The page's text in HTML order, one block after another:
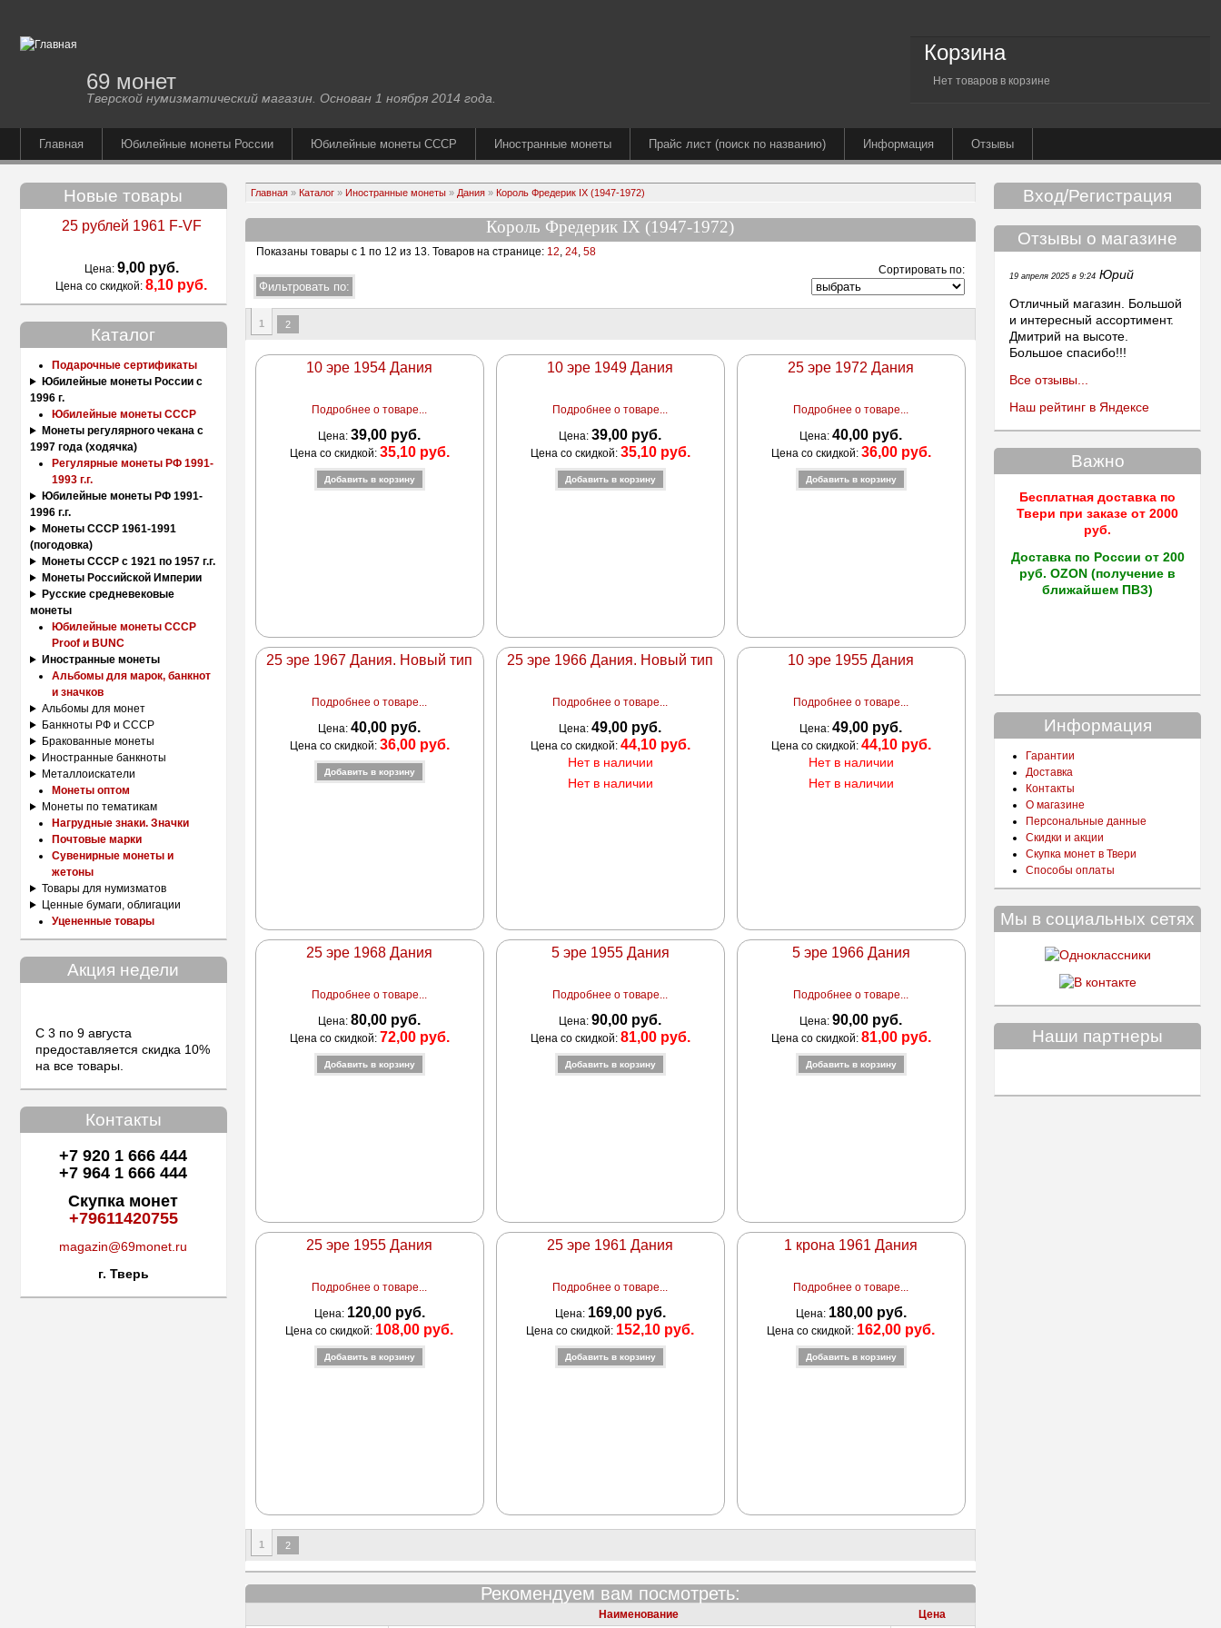
69 монет
Тверской нумизматический магазин. Основан 1 ноября 2014 года.
Корзина
Нет товаров в корзине
Главная Юбилейные монеты России Юбилейные монеты СССР Иностранные монеты Прайс лист (поиск по названию) Информация Отзывы
Новые товары
25 рублей 1961 F-VF
Цена: 9,00 руб.
Цена со скидкой:8,10 руб.
Каталог
Подарочные сертификаты
Юбилейные монеты России с
1996 г.
Юбилейные монеты СССР
Монеты регулярного чекана с
1997 года (ходячка)
Регулярные монеты РФ 1991-
1993 г.г.
Юбилейные монеты РФ 1991-
1996 г.г.
Монеты СССР 1961-1991
(погодовка)
Монеты СССР с 1921 по 1957 г.г.
Монеты Российской Империи
Русские средневековые
монеты
Юбилейные монеты СССР
Proof и BUNC
Иностранные монеты
Альбомы для марок, банкнот
и значков
Альбомы для монет
Банкноты РФ и СССР
Бракованные монеты
Иностранные банкноты
Металлоискатели
Монеты оптом
Монеты по тематикам
Нагрудные знаки. Значки
Почтовые марки
Сувенирные монеты и
жетоны
Товары для нумизматов
Ценные бумаги, облигации
Уцененные товары
Акция недели
С 3 по 9 августа
предоставляется скидка 10%
на все товары.
Контакты
+7 920 1 666 444
+7 964 1 666 444
Скупка монет
+79611420755
magazin@69monet.ru
г. Тверь
Главная» Каталог» Иностранные монеты» Дания» Король Фредерик IX (1947-1972)
Король Фредерик IX (1947-1972)
Показаны товары с 1 по 12 из 13. Товаров на странице:12, 24, 58
Сортировать по:
1 2
10 эре 1954 Дания
Подробнее о товаре...
Цена:39,00 руб.
Цена со скидкой: 35,10 руб.
10 эре 1949 Дания
Подробнее о товаре...
Цена:39,00 руб.
Цена со скидкой: 35,10 руб.
25 эре 1972 Дания
Подробнее о товаре...
Цена:40,00 руб.
Цена со скидкой: 36,00 руб.
25 эре 1967 Дания. Новый тип
Подробнее о товаре...
Цена:40,00 руб.
Цена со скидкой: 36,00 руб.
25 эре 1966 Дания. Новый тип
Подробнее о товаре...
Цена:49,00 руб.
Цена со скидкой: 44,10 руб.
Нет в наличии
Нет в наличии
10 эре 1955 Дания
Подробнее о товаре...
Цена:49,00 руб.
Цена со скидкой: 44,10 руб.
Нет в наличии
Нет в наличии
25 эре 1968 Дания
Подробнее о товаре...
Цена:80,00 руб.
Цена со скидкой: 72,00 руб.
5 эре 1955 Дания
Подробнее о товаре...
Цена:90,00 руб.
Цена со скидкой: 81,00 руб.
5 эре 1966 Дания
Подробнее о товаре...
Цена:90,00 руб.
Цена со скидкой: 81,00 руб.
25 эре 1955 Дания
Подробнее о товаре...
Цена: 120,00 руб.
Цена со скидкой: 108,00 руб.
25 эре 1961 Дания
Подробнее о товаре...
Цена: 169,00 руб.
Цена со скидкой: 152,10 руб.
1 крона 1961 Дания
Подробнее о товаре...
Цена: 180,00 руб.
Цена со скидкой: 162,00 руб.
1 2
Рекомендуем вам посмотреть:
Наименование Цена
Вход/Регистрация
Отзывы о магазине
19 апреля 2025 в 9:24 Юрий
Отличный магазин. Большой
и интересный ассортимент.
Дмитрий на высоте.
Большое спасибо!!!
Все отзывы...
Наш рейтинг в Яндексе
Важно
Бесплатная доставка по
Твери при заказе от 2000
руб.
Доставка по России от 200
руб. OZON (получение в
ближайшем ПВЗ)
Информация
Гарантии
Доставка
Контакты
О магазине
Персональные данные
Скидки и акции
Скупка монет в Твери
Способы оплаты
Мы в социальных сетях
Наши партнеры